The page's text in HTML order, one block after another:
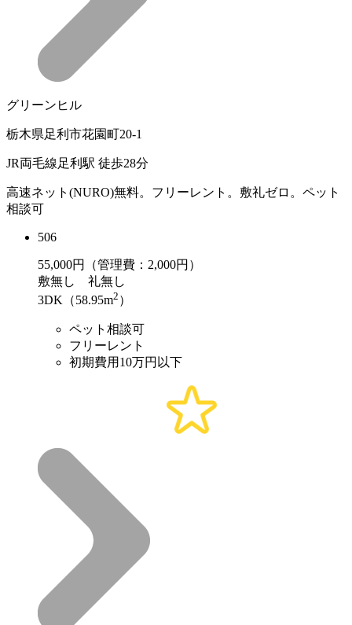
グリーンヒル
栃木県足利市花園町20-1
JR両毛線足利駅 徒歩28分
高速ネット(NURO)無料。フリーレント。敷礼ゼロ。ペット
相談可
506
55,000円（管理費：2,000円）
敷無し 礼無し
3DK（58.95m2 ）
ペット相談可
フリーレント
初期費用10万円以下